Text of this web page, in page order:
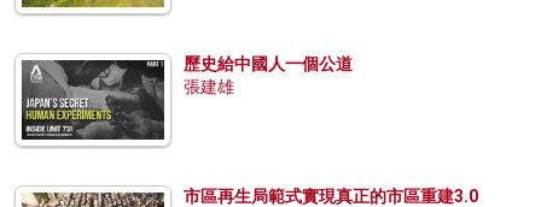
歷史給中國人一個公道
張建雄
市區再生局範式實現真正的市區重建3.0